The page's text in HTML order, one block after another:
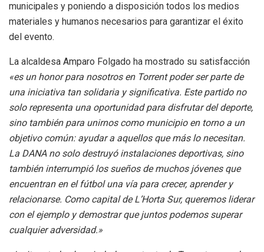
municipales y poniendo a disposición todos los medios
materiales y humanos necesarios para garantizar el éxito
del evento.
La alcaldesa Amparo Folgado ha mostrado su satisfacción
«es un honor para nosotros en Torrent poder ser parte de
una iniciativa tan solidaria y significativa. Este partido no
solo representa una oportunidad para disfrutar del deporte,
sino también para unirnos como municipio en torno a un
objetivo común: ayudar a aquellos que más lo necesitan.
La DANA no solo destruyó instalaciones deportivas, sino
también interrumpió los sueños de muchos jóvenes que
encuentran en el fútbol una vía para crecer, aprender y
relacionarse. Como capital de L’Horta Sur, queremos liderar
con el ejemplo y demostrar que juntos podemos superar
cualquier adversidad.»